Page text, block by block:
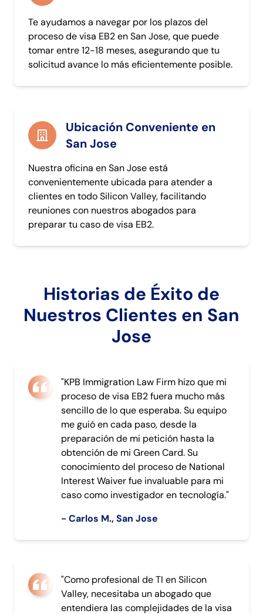
Te ayudamos a navegar por los plazos del
proceso de visa EB2 en San Jose, que puede
tomar entre 12-18 meses, asegurando que tu
solicitud avance lo más eficientemente posible.
Ubicación Conveniente en
San Jose
Nuestra oficina en San Jose está
convenientemente ubicada para atender a
clientes en todo Silicon Valley, facilitando
reuniones con nuestros abogados para
preparar tu caso de visa EB2.
Historias de Éxito de
Nuestros Clientes en San
Jose
"KPB Immigration Law Firm hizo que mi
proceso de visa EB2 fuera mucho más
sencillo de lo que esperaba. Su equipo
me guió en cada paso, desde la
preparación de mi petición hasta la
obtención de mi Green Card. Su
conocimiento del proceso de National
Interest Waiver fue invaluable para mi
caso como investigador en tecnología."
- Carlos M., San Jose
"Como profesional de TI en Silicon
Valley, necesitaba un abogado que
entendiera las complejidades de la visa